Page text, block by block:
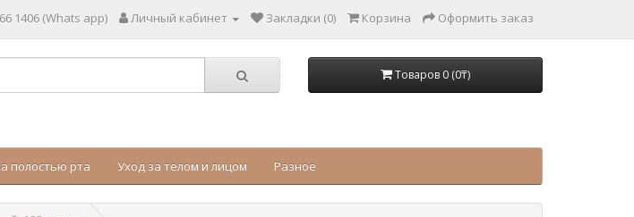
1406 (Whats app) Личный кабинет Закладки (0) Корзина Оформить заказ
Товаров 0 (0₸)
полостью рта Уход за телом и лицом Разное